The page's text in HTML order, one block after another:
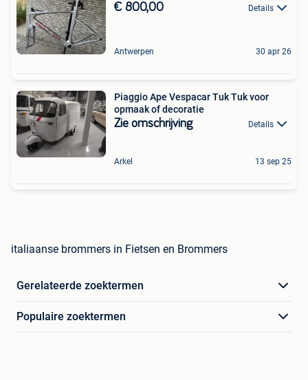
€ 800,00 Details
Antwerpen 30 apr 26
Piaggio Ape Vespacar Tuk Tuk voor
opmaak of decoratie
Zie omschrijving Details
Arkel 13 sep 25
italiaanse brommers in Fietsen en Brommers
Gerelateerde zoektermen
Populaire zoektermen